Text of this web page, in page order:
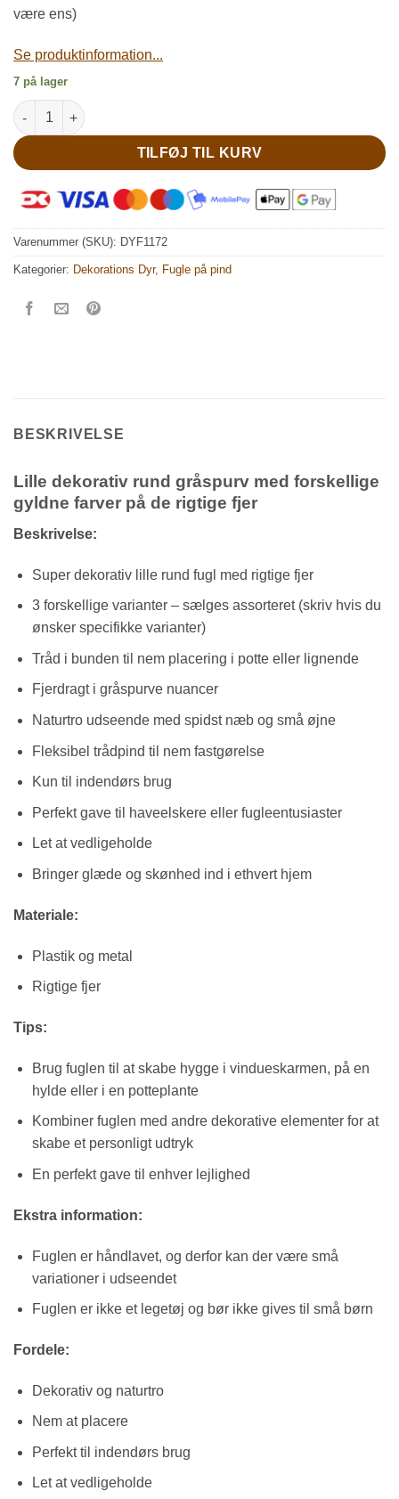
være ens)
Se produktinformation...
7 på lager
Lille dekorativ rund gråspurv antal
TILFØJ TIL KURV
Varenummer (SKU): DYF1172
Kategorier: Dekorations Dyr, Fugle på pind
BESKRIVELSE
Lille dekorativ rund gråspurv med forskellige
gyldne farver på de rigtige fjer
Beskrivelse:
Super dekorativ lille rund fugl med rigtige fjer
3 forskellige varianter – sælges assorteret (skriv hvis du
ønsker specifikke varianter)
Tråd i bunden til nem placering i potte eller lignende
Fjerdragt i gråspurve nuancer
Naturtro udseende med spidst næb og små øjne
Fleksibel trådpind til nem fastgørelse
Kun til indendørs brug
Perfekt gave til haveelskere eller fugleentusiaster
Let at vedligeholde
Bringer glæde og skønhed ind i ethvert hjem
Materiale:
Plastik og metal
Rigtige fjer
Tips:
Brug fuglen til at skabe hygge i vindueskarmen, på en
hylde eller i en potteplante
Kombiner fuglen med andre dekorative elementer for at
skabe et personligt udtryk
En perfekt gave til enhver lejlighed
Ekstra information:
Fuglen er håndlavet, og derfor kan der være små
variationer i udseendet
Fuglen er ikke et legetøj og bør ikke gives til små børn
Fordele:
Dekorativ og naturtro
Nem at placere
Perfekt til indendørs brug
Let at vedligeholde